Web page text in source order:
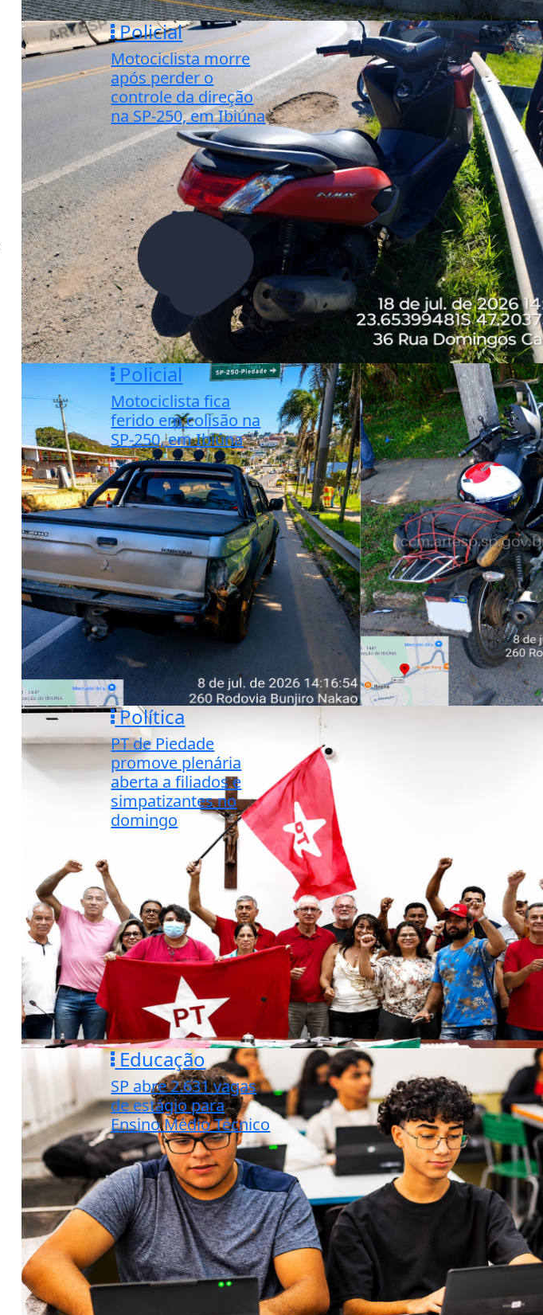
Policial
Motociclista morre
após perder o
controle da direção
na SP-250, em Ibiúna
Policial
Motociclista fica
ferido em colisão na
SP-250, em Ibiúna
Política
PT de Piedade
promove plenária
aberta a filiados e
simpatizantes no
domingo
Educação
SP abre 2.631 vagas
de estágio para
Ensino Médio Técnico